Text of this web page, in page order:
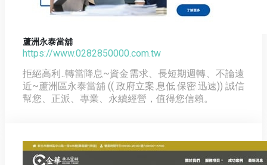
蘆洲永泰當舖
https://www.0282850000.com.tw
拒絕高利..轉當降息~資金需求、長短期週轉、不論遠
近~蘆洲區永泰當舖 (( 政府立案.息低.保密.迅速)) 誠信
幫您、正派、專業、永續經營，值得您信賴。